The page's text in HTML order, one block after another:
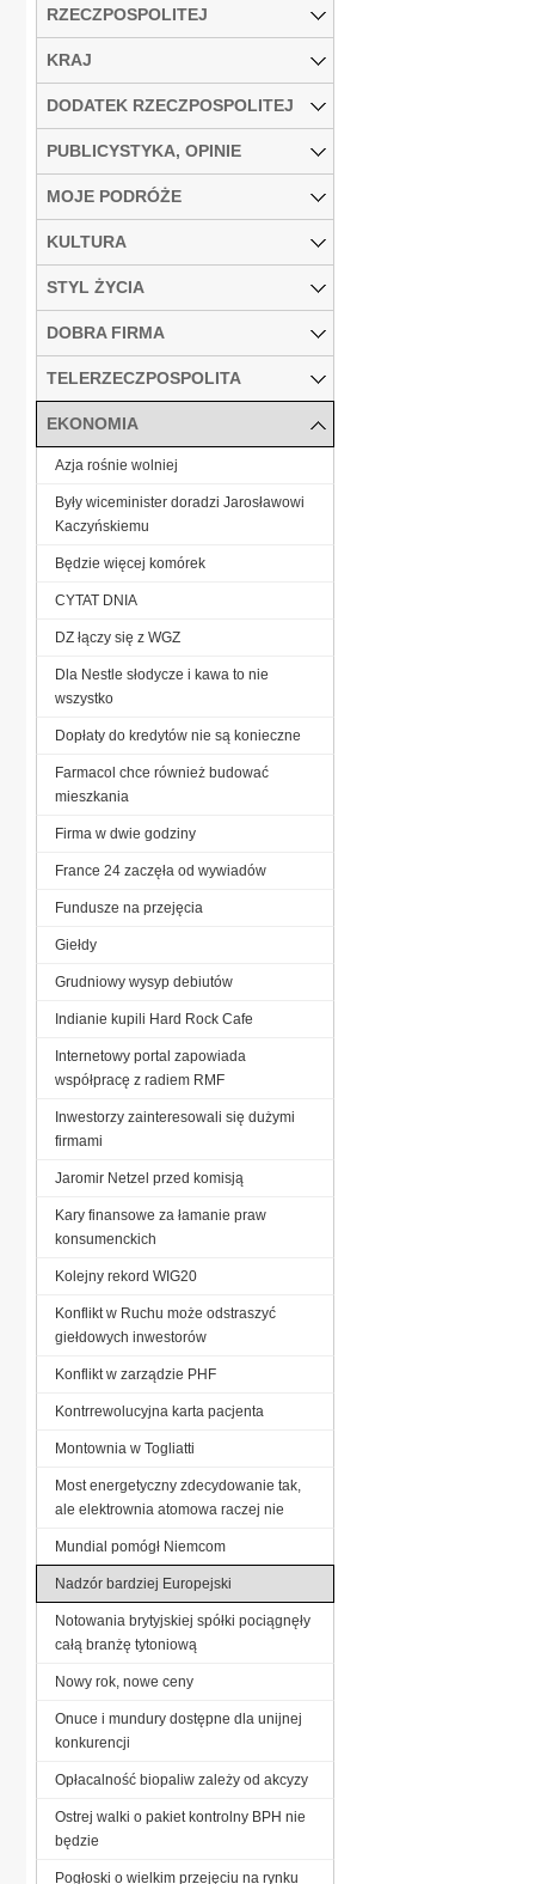
RZECZPOSPOLITEJ
KRAJ
DODATEK RZECZPOSPOLITEJ
PUBLICYSTYKA, OPINIE
MOJE PODRÓŻE
KULTURA
STYL ŻYCIA
DOBRA FIRMA
TELERZECZPOSPOLITA
EKONOMIA
Azja rośnie wolniej
Były wiceminister doradzi Jarosławowi
Kaczyńskiemu
Będzie więcej komórek
CYTAT DNIA
DZ łączy się z WGZ
Dla Nestle słodycze i kawa to nie
wszystko
Dopłaty do kredytów nie są konieczne
Farmacol chce również budować
mieszkania
Firma w dwie godziny
France 24 zaczęła od wywiadów
Fundusze na przejęcia
Giełdy
Grudniowy wysyp debiutów
Indianie kupili Hard Rock Cafe
Internetowy portal zapowiada
współpracę z radiem RMF
Inwestorzy zainteresowali się dużymi
firmami
Jaromir Netzel przed komisją
Kary finansowe za łamanie praw
konsumenckich
Kolejny rekord WIG20
Konflikt w Ruchu może odstraszyć
giełdowych inwestorów
Konflikt w zarządzie PHF
Kontrrewolucyjna karta pacjenta
Montownia w Togliatti
Most energetyczny zdecydowanie tak,
ale elektrownia atomowa raczej nie
Mundial pomógł Niemcom
Nadzór bardziej Europejski
Notowania brytyjskiej spółki pociągnęły
całą branżę tytoniową
Nowy rok, nowe ceny
Onuce i mundury dostępne dla unijnej
konkurencji
Opłacalność biopaliw zależy od akcyzy
Ostrej walki o pakiet kontrolny BPH nie
będzie
Pogłoski o wielkim przejęciu na rynku